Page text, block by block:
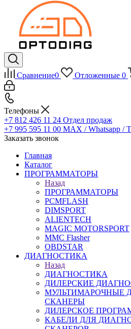
Сравнение0 Отложенные 0
Телефоны
+7 812 426 11 24 Отдел продаж
+7 995 595 11 00 MAX / Whatsapp /
Заказать звонок
Главная
Каталог
ПРОГРАММАТОРЫ
Назад
ПРОГРАММАТОРЫ
PCMFLASH
DIMSPORT
ALIENTECH
MAGIC MOTORSPORT
MMC Flasher
OBDSTAR
ДИАГНОСТИКА
Назад
ДИАГНОСТИКА
ДИЛЕРСКИЕ
МУЛЬТИМАРОЧНЫЕ
СКАНЕРЫ
ДИЛЕРСКОЕ
КАБЕЛИ ДЛЯ